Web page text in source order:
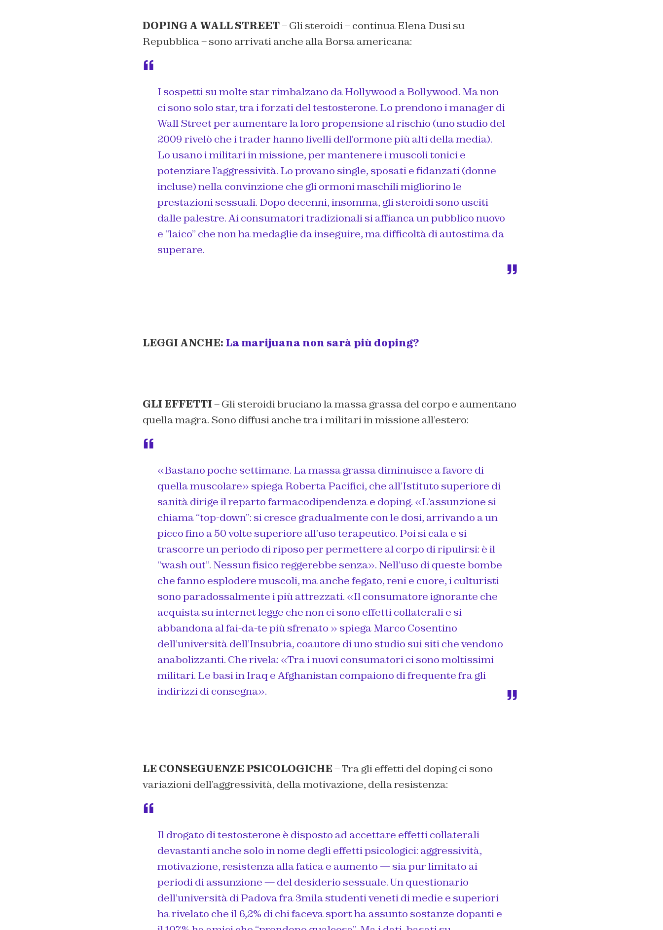
DOPING A WALL STREET– Gli steroidi – continua Elena Dusi su
Repubblica – sono arrivati anche alla Borsa americana:
I sospetti su molte star rimbalzano da Hollywood a Bollywood. Ma non
ci sono solo star, tra i forzati del testosterone. Lo prendono i manager di
Wall Street per aumentare la loro propensione al rischio (uno studio del
2009 rivelò che i trader hanno livelli dell’ormone più alti della media).
Lo usano i militari in missione, per mantenere i muscoli tonici e
potenziare l’aggressività. Lo provano single, sposati e fidanzati (donne
incluse) nella convinzione che gli ormoni maschili migliorino le
prestazioni sessuali. Dopo decenni, insomma, gli steroidi sono usciti
dalle palestre. Ai consumatori tradizionali si affianca un pubblico nuovo
e “laico” che non ha medaglie da inseguire, ma difficoltà di autostima da
superare.
LEGGI ANCHE: La marijuana non sarà più doping?
GLI EFFETTI– Gli steroidi bruciano la massa grassa del corpo e aumentano
quella magra. Sono diffusi anche tra i militari in missione all’estero:
«Bastano poche settimane. La massa grassa diminuisce a favore di
quella muscolare» spiega Roberta Pacifici, che all’Istituto superiore di
sanità dirige il reparto farmacodipendenza e doping. «L’assunzione si
chiama “top-down”: si cresce gradualmente con le dosi, arrivando a un
picco fino a 50 volte superiore all’uso terapeutico. Poi si cala e si
trascorre un periodo di riposo per permettere al corpo di ripulirsi: è il
“wash out”. Nessun fisico reggerebbe senza». Nell’uso di queste bombe
che fanno esplodere muscoli, ma anche fegato, reni e cuore, i culturisti
sono paradossalmente i più attrezzati. «Il consumatore ignorante che
acquista su internet legge che non ci sono effetti collaterali e si
abbandona al fai-da-te più sfrenato » spiega Marco Cosentino
dell’università dell’Insubria, coautore di uno studio sui siti che vendono
anabolizzanti. Che rivela: «Tra i nuovi consumatori ci sono moltissimi
militari. Le basi in Iraq e Afghanistan compaiono di frequente fra gli
indirizzi di consegna».
LE CONSEGUENZE PSICOLOGICHE– Tra gli effetti del doping ci sono
variazioni dell’aggressività, della motivazione, della resistenza:
Il drogato di testosterone è disposto ad accettare effetti collaterali
devastanti anche solo in nome degli effetti psicologici: aggressività,
motivazione, resistenza alla fatica e aumento — sia pur limitato ai
periodi di assunzione — del desiderio sessuale. Un questionario
dell’università di Padova fra 3mila studenti veneti di medie e superiori
ha rivelato che il 6,2% di chi faceva sport ha assunto sostanze dopanti e